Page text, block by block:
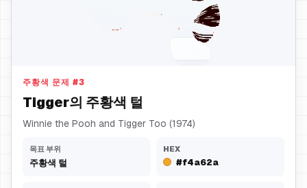
주황색 문제 #3
Tigger의 주황색 털
Winnie the Pooh and Tigger Too (1974)
목표 부위
주황색 털
HEX
#f4a62a